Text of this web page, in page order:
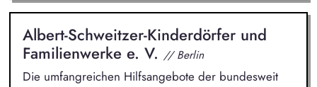
Albert-Schweitzer-Kinderdörfer und
Familienwerke e. V. // Berlin
Die umfangreichen Hilfsangebote der bundesweit